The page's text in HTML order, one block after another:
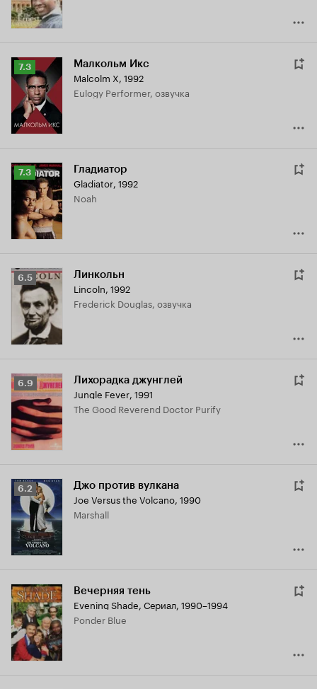
Рейтинг
Кинопоиска
7.3
7.3 Малкольм Икс
Malcolm X, 1992
Eulogy Performer, озвучка
Рейтинг
Кинопоиска
7.3
7.3 Гладиатор
Gladiator, 1992
Noah
Рейтинг
Кинопоиска
6.5
6.5 Линкольн
Lincoln, 1992
Frederick Douglas, озвучка
Рейтинг
Кинопоиска
6.9
6.9 Лихорадка джунглей
Jungle Fever, 1991
The Good Reverend Doctor Purify
Рейтинг
Кинопоиска
6.2
6.2 Джо против вулкана
Joe Versus the Volcano, 1990
Marshall
Вечерняя тень
Evening Shade, Сериал, 1990–1994
Ponder Blue